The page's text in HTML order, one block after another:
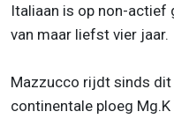
Italiaan is op non-actief
van maar liefst vier jaar.
Mazzucco rijdt sinds
continentale ploeg